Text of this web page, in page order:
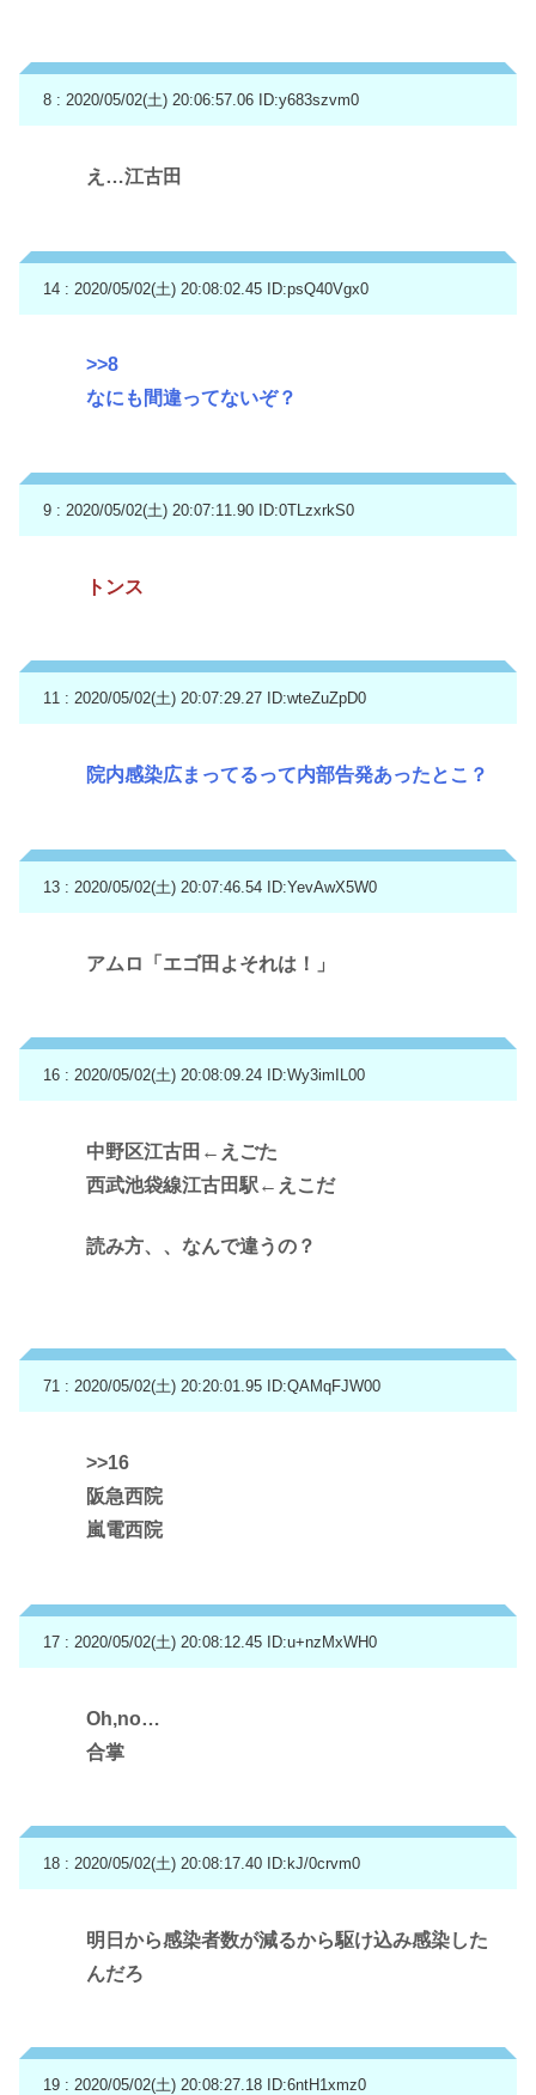
8 : 2020/05/02(土) 20:06:57.06 ID:y683szvm0
え…江古田
14 : 2020/05/02(土) 20:08:02.45 ID:psQ40Vgx0
>>8
なにも間違ってないぞ？
9 : 2020/05/02(土) 20:07:11.90 ID:0TLzxrkS0
トンス
11 : 2020/05/02(土) 20:07:29.27 ID:wteZuZpD0
院内感染広まってるって内部告発あったとこ？
13 : 2020/05/02(土) 20:07:46.54 ID:YevAwX5W0
アムロ「エゴ田よそれは！」
16 : 2020/05/02(土) 20:08:09.24 ID:Wy3imIL00
中野区江古田←えごた
西武池袋線江古田駅←えこだ
読み方、、なんで違うの？
71 : 2020/05/02(土) 20:20:01.95 ID:QAMqFJW00
>>16
阪急西院
嵐電西院
17 : 2020/05/02(土) 20:08:12.45 ID:u+nzMxWH0
Oh,no…
合掌
18 : 2020/05/02(土) 20:08:17.40 ID:kJ/0crvm0
明日から感染者数が減るから駆け込み感染した
んだろ
19 : 2020/05/02(土) 20:08:27.18 ID:6ntH1xmz0